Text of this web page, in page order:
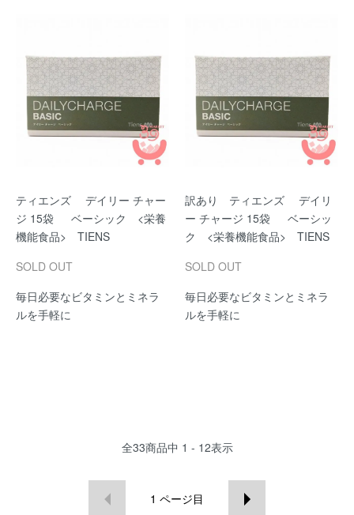
ティエンズ デイリー チャー
ジ 15袋 ベーシック <栄養
機能食品> TIENS
SOLD OUT
毎日必要なビタミンとミネラ
ルを手軽に
訳あり ティエンズ デイリ
ー チャージ 15袋 ベーシッ
ク <栄養機能食品> TIENS
SOLD OUT
毎日必要なビタミンとミネラ
ルを手軽に
全33商品中 1 - 12表示
1 ページ目